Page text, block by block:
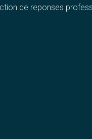
de reponses